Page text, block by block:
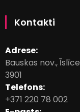
Kontakti
Adrese:
Bauskas nov.,
3901
Telefons:
+371 220 78 002